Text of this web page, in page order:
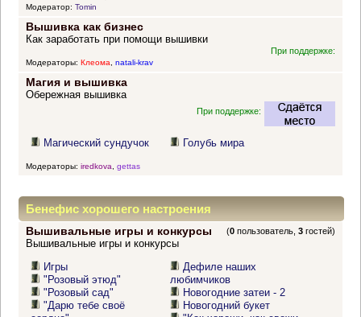
Модератор: Tomin
Вышивка как бизнес
Как заработать при помощи вышивки
При поддержке:
Модераторы: Клеома, natali-krav
Магия и вышивка
Обережная вышивка
При поддержке:
Магический сундучок Голубь мира
Модераторы: iredkova gettas
Бенефис хорошего настроения
Вышивальные игры и конкурсы (0 пользователь,3 гостей)
Вышивальные игры и конкурсы
Игры
"Розовый этюд"
"Розовый сад"
"Дарю тебе своё
Дефиле наших
любимчиков
Новогодние затеи - 2
Новогодний букет